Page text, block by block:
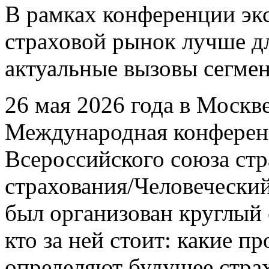
В рамках конференции
страховой рынок лучше
актуальные вызовы
26 мая 2026 года в
Международная
Всероссийского союза
страхования/
был организован
кто за ней стоит: какие